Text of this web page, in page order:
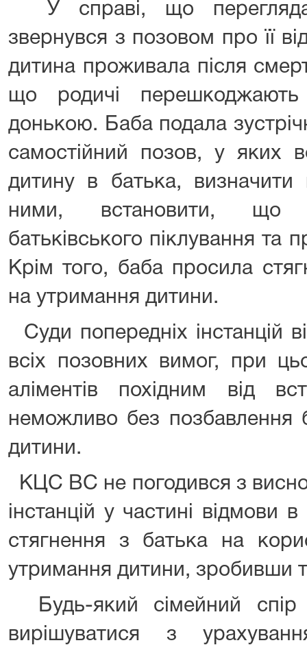
У справі, що
звернувся з позовом про її
дитина проживала після
що родичі
донькою. Баба подала
самостійний позов, у яких
дитину в батька, визначити
ними, встановити, що
батьківського піклування та
Крім того, баба просила
на утримання дитини.
Суди попередніх інстанцій
всіх позовних вимог, при
аліментів похідним від
неможливо без позбавлення
дитини.
КЦС ВС не погодився з
інстанцій у частині відмови
стягнення з батька на
утримання дитини, зробивши
Будь-який сімейний спір
вирішуватися з